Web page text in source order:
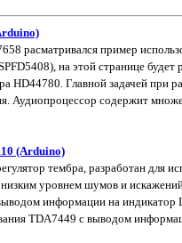
расматривался пример
на этой странице будет
HD44780. Главной задачей при
Аудиопроцессор содержит
(Arduino)
тембра, разработан для
уровнем шумов и
информации на индикатор
TDA7449 с выводом